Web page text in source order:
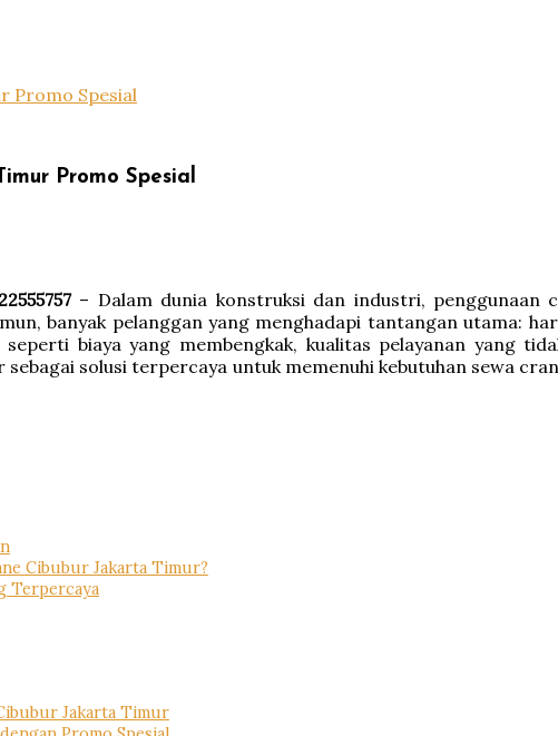
Promo Spesial
Promo Spesial
– Dalam dunia konstruksi dan industri, penggunaan
banyak pelanggan yang menghadapi tantangan utama:
biaya yang membengkak, kualitas pelayanan yang
solusi terpercaya untuk memenuhi kebutuhan sewa
Cibubur Jakarta Timur?
Terpercaya
Jakarta Timur